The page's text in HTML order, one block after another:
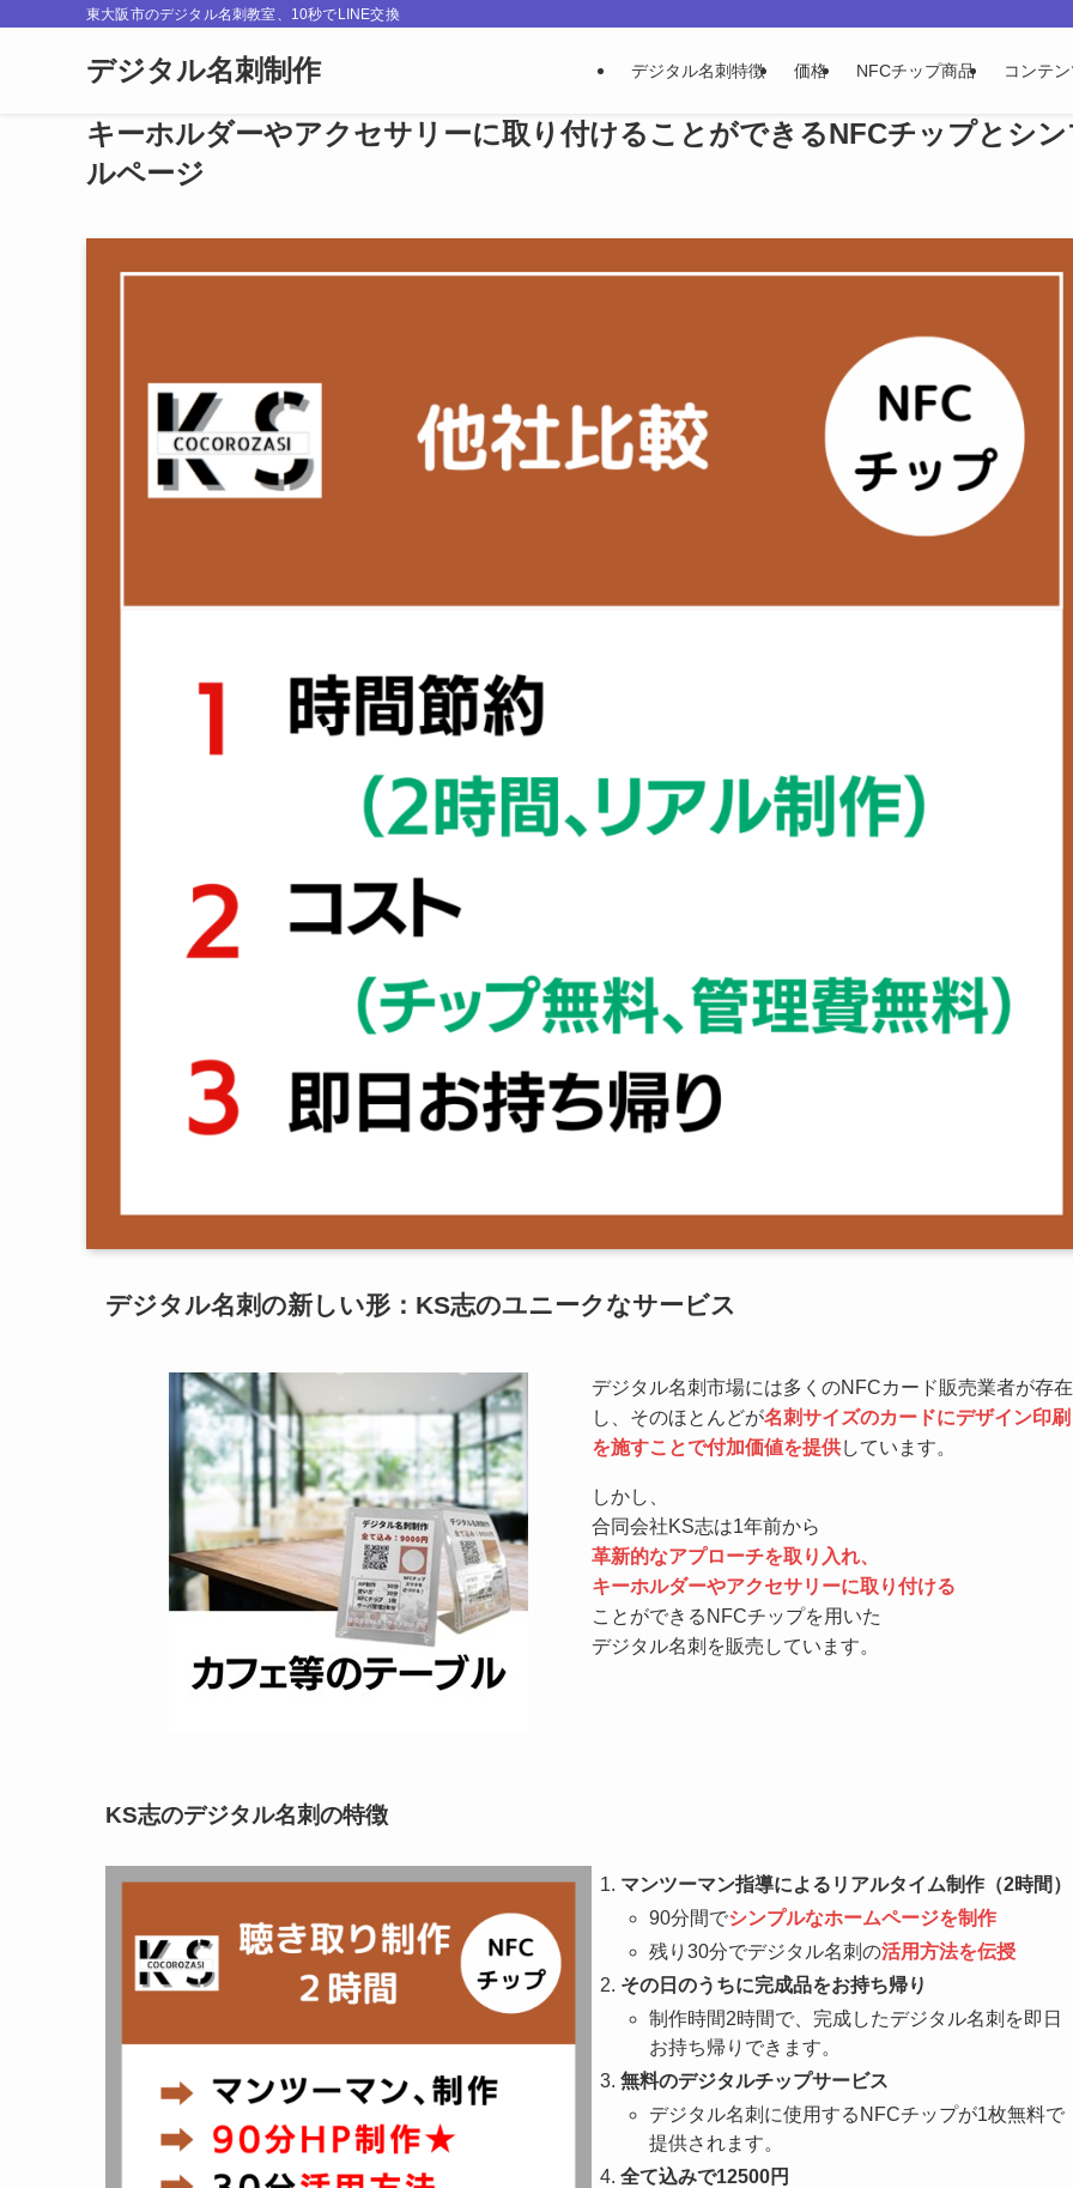
東大阪市のデジタル名刺教室、10秒でLINE交換
デジタル名刺制作 デジタル名刺特徴 価格 NFCチップ商品 コンテ
キーホルダーやアクセサリーに取り付けることができるNFCチップとシ
ルページ
デジタル名刺の新しい形：KS志のユニークなサービス
デジタル名刺市場には多くのNFCカード販売業者が存在
し、そのほとんどが名刺サイズのカードにデザイン印刷
を施すことで付加価値を提供しています。
しかし、
合同会社KS志は1年前から
革新的なアプローチを取り入れ、
キーホルダーやアクセサリーに取り付ける
ことができるNFCチップを用いた
デジタル名刺を販売しています。
KS志のデジタル名刺の特徴
マンツーマン指導によるリアルタイム制作（2時間）
90分間でシンプルなホームページを制作
残り30分でデジタル名刺の活用方法を伝授
その日のうちに完成品をお持ち帰り
制作時間2時間で、完成したデジタル名刺を即日
お持ち帰りできます。
無料のデジタルチップサービス
デジタル名刺に使用するNFCチップが1枚無料で
提供されます。
全て込みで12500円